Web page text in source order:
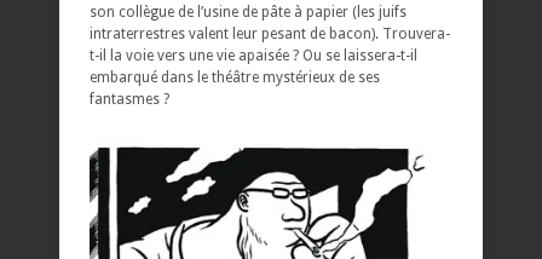
son collègue de l’usine de pâte à papier (les juifs
intraterrestres valent leur pesant de bacon). Trouvera-
t-il la voie vers une vie apaisée ? Ou se laissera-t-il
embarqué dans le théâtre mystérieux de ses
fantasmes ?